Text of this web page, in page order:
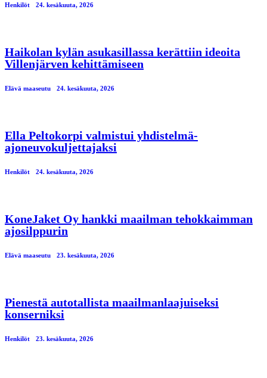
Henkilöt 24. kesäkuuta, 2026
Haikolan kylän asukasillassa kerättiin ideoita
Villenjärven kehittämiseen
Elävä maaseutu 24. kesäkuuta, 2026
Ella Peltokorpi valmistui yhdistelmä-
ajoneuvokuljettajaksi
Henkilöt 24. kesäkuuta, 2026
KoneJaket Oy hankki maailman tehokkaimman
ajosilppurin
Elävä maaseutu 23. kesäkuuta, 2026
Pienestä autotallista maailmanlaajuiseksi
konserniksi
Henkilöt 23. kesäkuuta, 2026